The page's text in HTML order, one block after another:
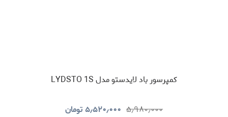
کمپرسور باد لایدستو مدل LYDSTO 1S
۵٫۹۸۰٫۰۰۰ ۵٫۵۲۰٫۰۰۰تومان